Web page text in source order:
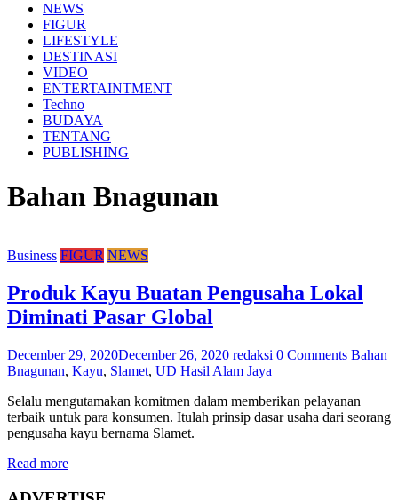
NEWS
FIGUR
LIFESTYLE
DESTINASI
VIDEO
ENTERTAINTMENT
Techno
BUDAYA
TENTANG
PUBLISHING
Bahan Bnagunan
Business FIGUR NEWS
Produk Kayu Buatan Pengusaha Lokal
Diminati Pasar Global
December 29, 2020December 26, 2020 redaksi 0 Comments Bahan
Bnagunan, Kayu, Slamet, UD Hasil Alam Jaya
Selalu mengutamakan komitmen dalam memberikan pelayanan
terbaik untuk para konsumen. Itulah prinsip dasar usaha dari seorang
pengusaha kayu bernama Slamet.
Read more